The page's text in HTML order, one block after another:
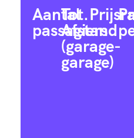
Aantal
passagiers
Tot.
Afstand
(garage-
garage)